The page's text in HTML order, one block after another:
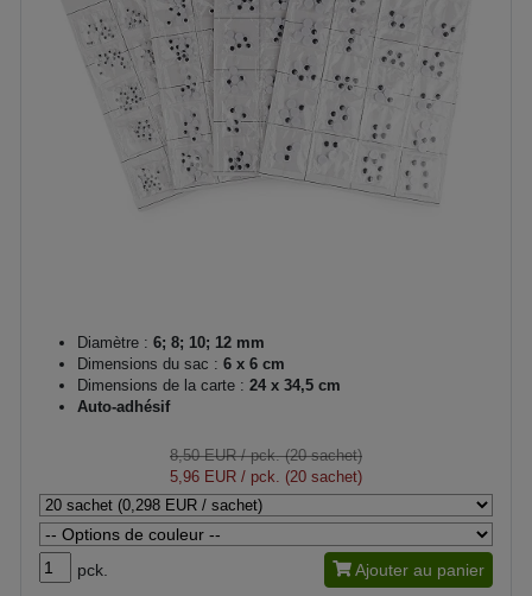
Diamètre : 6; 8; 10; 12 mm
Dimensions du sac : 6 x 6 cm
Dimensions de la carte : 24 x 34,5 cm
Auto-adhésif
8,50 EUR/ pck. (20 sachet)
5,96 EUR / pck. (20 sachet)
pck. Ajouter au panier